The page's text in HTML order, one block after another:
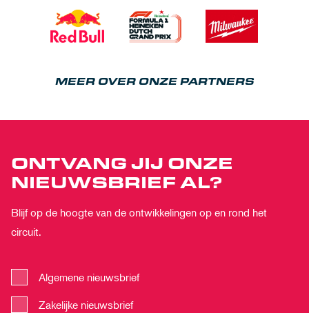
MEER OVER ONZE PARTNERS
ONTVANG JIJ ONZE
NIEUWSBRIEF AL?
Blijf op de hoogte van de ontwikkelingen op en rond het
circuit.
Algemene nieuwsbrief
Zakelijke nieuwsbrief